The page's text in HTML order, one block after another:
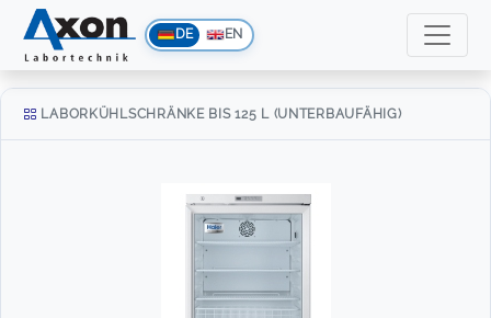
DE EN
LABORKÜHLSCHRÄNKE BIS 125 L (UNTERBAUFÄHIG)